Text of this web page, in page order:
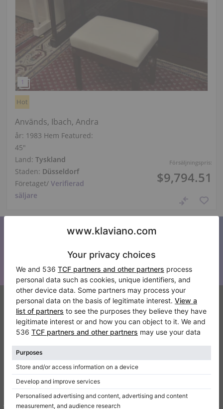
Försäljningspris:
$9,794.51
Hot
Används, Ibach, Andra
år: 1983 Hem Featured:
45″
Land: Tyskland
Staden: Düsseldorf
Företaget/ Verifierad
säljare
Prenumerera på vårt nyhetsbrev
Klaviano
Kontakt
Om oss
Skriv en recension
Användarvillkor